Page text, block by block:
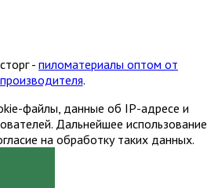
- пиломатериалы оптом от
производителя.
файлы, данные об IP-адресе и
Дальнейшее использование
на обработку таких данных.